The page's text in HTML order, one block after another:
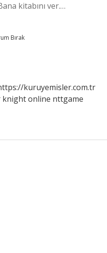
kitabını ver.…
Bırak
kuruyemisler.com.tr
knight online nttgame